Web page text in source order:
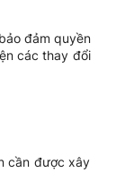
đảm quyền
các thay đổi
cần được xây